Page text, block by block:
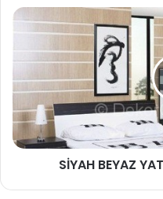
SİYAH BEYAZ